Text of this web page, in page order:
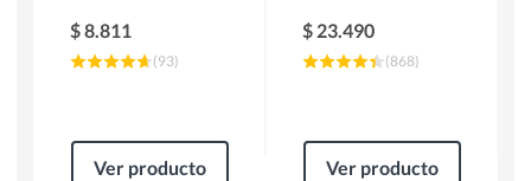
$8.811
(93)
Ver producto
$ 23.490
(868)
Ver producto